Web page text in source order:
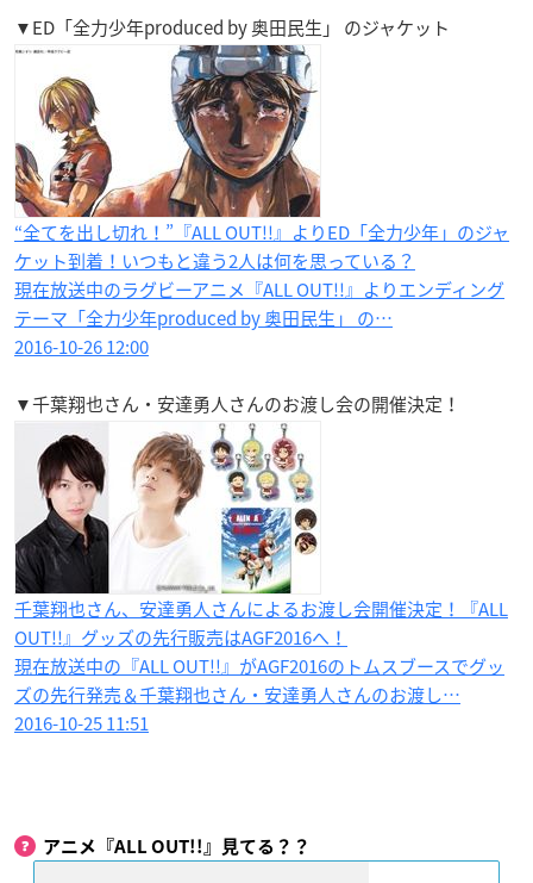
▼ED「全力少年produced by 奥田民生」 のジャケット
“全てを出し切れ！”『ALL OUT!!』よりED「全力少年」のジャ
ケット到着！いつもと違う2人は何を思っている？
現在放送中のラグビーアニメ『ALL OUT!!』よりエンディング
テーマ「全力少年produced by 奥田民生」 の…
2016-10-26 12:00
▼千葉翔也さん・安達勇人さんのお渡し会の開催決定！
千葉翔也さん、安達勇人さんによるお渡し会開催決定！『ALL
OUT!!』グッズの先行販売はAGF2016へ！
現在放送中の『ALL OUT!!』がAGF2016のトムスブースでグッ
ズの先行発売＆千葉翔也さん・安達勇人さんのお渡し…
2016-10-25 11:51
アニメ『ALL OUT!!』見てる？？